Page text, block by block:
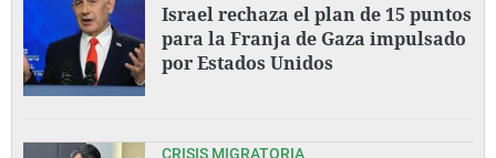
Israel rechaza el plan de 15 puntos
para la Franja de Gaza impulsado
por Estados Unidos
CRISIS MIGRATORIA